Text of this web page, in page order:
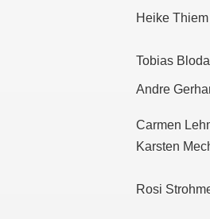
Heike Thiem
Tobias
Andre
Carmen
Karsten
Rosi